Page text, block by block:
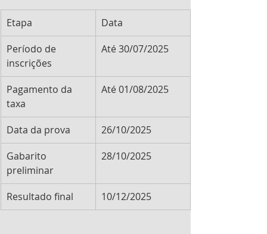
Etapa
Data
Período de
inscrições
Até 30/07/2025
Pagamento da
taxa
Até 01/08/2025
Data da prova
26/10/2025
Gabarito
preliminar
28/10/2025
Resultado final 10/12/2025